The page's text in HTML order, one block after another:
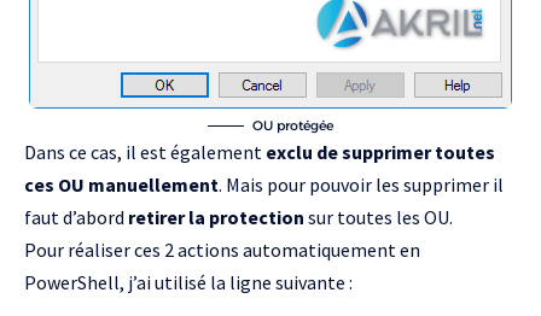
OU protégée
Dans ce cas, il est également exclu de supprimer toutes
ces OU manuellement. Mais pour pouvoir les supprimer il
faut d’abord retirer la protection sur toutes les OU.
Pour réaliser ces 2 actions automatiquement en
PowerShell, j’ai utilisé la ligne suivante :